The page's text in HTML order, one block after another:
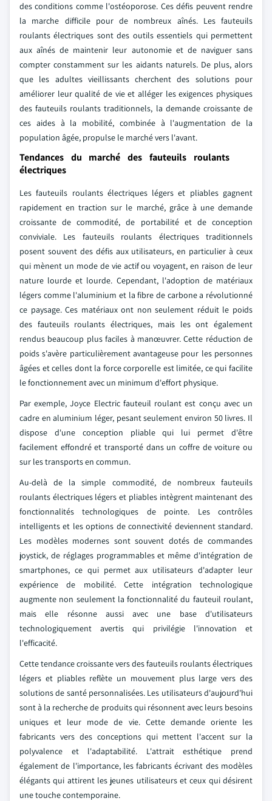
des conditions comme l'ostéoporose. Ces défis peuvent rendre
la marche difficile pour de nombreux aînés. Les fauteuils
roulants électriques sont des outils essentiels qui permettent
aux aînés de maintenir leur autonomie et de naviguer sans
compter constamment sur les aidants naturels. De plus, alors
que les adultes vieillissants cherchent des solutions pour
améliorer leur qualité de vie et alléger les exigences physiques
des fauteuils roulants traditionnels, la demande croissante de
ces aides à la mobilité, combinée à l'augmentation de la
population âgée, propulse le marché vers l'avant.
Tendances du marché des fauteuils roulants
électriques
Les fauteuils roulants électriques légers et pliables gagnent
rapidement en traction sur le marché, grâce à une demande
croissante de commodité, de portabilité et de conception
conviviale. Les fauteuils roulants électriques traditionnels
posent souvent des défis aux utilisateurs, en particulier à ceux
qui mènent un mode de vie actif ou voyagent, en raison de leur
nature lourde et lourde. Cependant, l'adoption de matériaux
légers comme l'aluminium et la fibre de carbone a révolutionné
ce paysage. Ces matériaux ont non seulement réduit le poids
des fauteuils roulants électriques, mais les ont également
rendus beaucoup plus faciles à manœuvrer. Cette réduction de
poids s'avère particulièrement avantageuse pour les personnes
âgées et celles dont la force corporelle est limitée, ce qui facilite
le fonctionnement avec un minimum d'effort physique.
Par exemple, Joyce Electric fauteuil roulant est conçu avec un
cadre en aluminium léger, pesant seulement environ 50 livres. Il
dispose d'une conception pliable qui lui permet d'être
facilement effondré et transporté dans un coffre de voiture ou
sur les transports en commun.
Au-delà de la simple commodité, de nombreux fauteuils
roulants électriques légers et pliables intègrent maintenant des
fonctionnalités technologiques de pointe. Les contrôles
intelligents et les options de connectivité deviennent standard.
Les modèles modernes sont souvent dotés de commandes
joystick, de réglages programmables et même d'intégration de
smartphones, ce qui permet aux utilisateurs d'adapter leur
expérience de mobilité. Cette intégration technologique
augmente non seulement la fonctionnalité du fauteuil roulant,
mais elle résonne aussi avec une base d'utilisateurs
technologiquement avertis qui privilégie l'innovation et
l'efficacité.
Cette tendance croissante vers des fauteuils roulants électriques
légers et pliables reflète un mouvement plus large vers des
solutions de santé personnalisées. Les utilisateurs d'aujourd'hui
sont à la recherche de produits qui résonnent avec leurs besoins
uniques et leur mode de vie. Cette demande oriente les
fabricants vers des conceptions qui mettent l'accent sur la
polyvalence et l'adaptabilité. L'attrait esthétique prend
également de l'importance, les fabricants écrivant des modèles
élégants qui attirent les jeunes utilisateurs et ceux qui désirent
une touche contemporaine.